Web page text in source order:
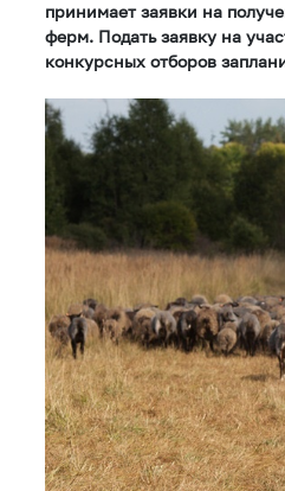
принимает заявки на
ферм. Подать заявку на
конкурсных отборов